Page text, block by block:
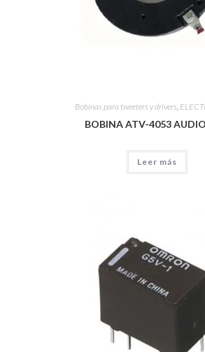
Bobinas para tweeters y drivers,
BOBINA ATV-4053
Leer más